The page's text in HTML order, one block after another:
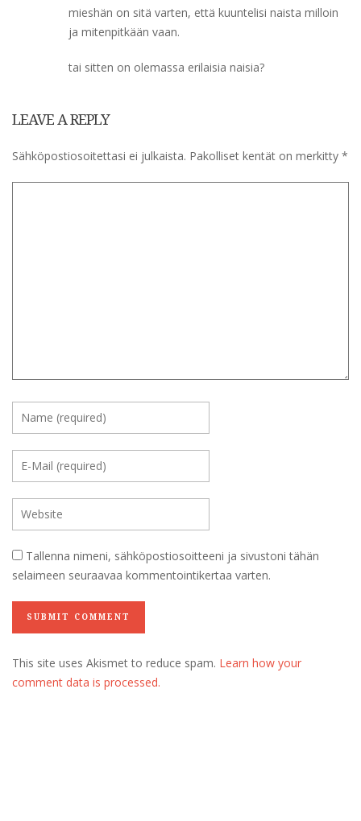
mieshän on sitä varten, että kuuntelisi naista milloin
ja mitenpitkään vaan.
tai sitten on olemassa erilaisia naisia?
LEAVE A REPLY
Sähköpostiosoitettasi ei julkaista. Pakolliset kentät on merkitty *
Tallenna nimeni, sähköpostiosoitteeni ja sivustoni tähän
selaimeen seuraavaa kommentointikertaa varten.
This site uses Akismet to reduce spam. Learn how your
comment data is processed.